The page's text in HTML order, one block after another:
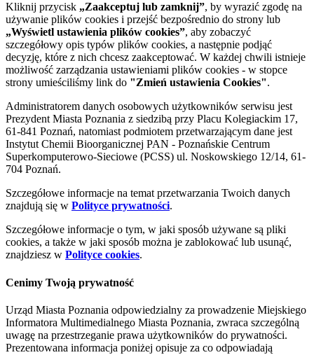
Kliknij przycisk „Zaakceptuj lub zamknij”, by wyrazić zgodę na
używanie plików cookies i przejść bezpośrednio do strony lub
„Wyświetl ustawienia plików cookies”, aby zobaczyć
szczegółowy opis typów plików cookies, a następnie podjąć
decyzję, które z nich chcesz zaakceptować. W każdej chwili istnieje
możliwość zarządzania ustawieniami plików cookies - w stopce
strony umieściliśmy link do "Zmień ustawienia Cookies".
Administratorem danych osobowych użytkowników serwisu jest
Prezydent Miasta Poznania z siedzibą przy Placu Kolegiackim 17,
61-841 Poznań, natomiast podmiotem przetwarzającym dane jest
Instytut Chemii Bioorganicznej PAN - Poznańskie Centrum
Superkomputerowo-Sieciowe (PCSS) ul. Noskowskiego 12/14, 61-
704 Poznań.
Szczegółowe informacje na temat przetwarzania Twoich danych
znajdują się w Polityce prywatności.
Szczegółowe informacje o tym, w jaki sposób używane są pliki
cookies, a także w jaki sposób można je zablokować lub usunąć,
znajdziesz w Polityce cookies.
Cenimy Twoją prywatność
Urząd Miasta Poznania odpowiedzialny za prowadzenie Miejskiego
Informatora Multimedialnego Miasta Poznania, zwraca szczególną
uwagę na przestrzeganie prawa użytkowników do prywatności.
Prezentowana informacja poniżej opisuje za co odpowiadają